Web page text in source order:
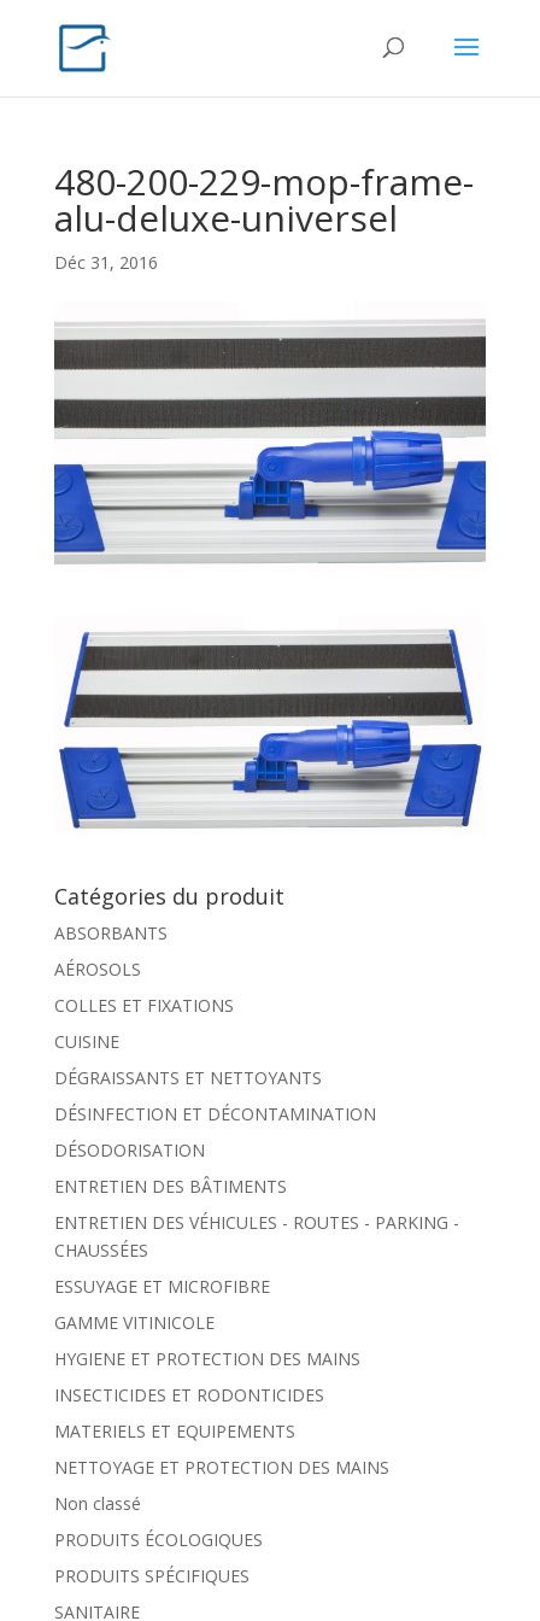
480-200-229-mop-frame-
alu-deluxe-universel
Déc 31, 2016
Catégories du produit
ABSORBANTS
AÉROSOLS
COLLES ET FIXATIONS
CUISINE
DÉGRAISSANTS ET NETTOYANTS
DÉSINFECTION ET DÉCONTAMINATION
DÉSODORISATION
ENTRETIEN DES BÂTIMENTS
ENTRETIEN DES VÉHICULES - ROUTES - PARKING -
CHAUSSÉES
ESSUYAGE ET MICROFIBRE
GAMME VITINICOLE
HYGIENE ET PROTECTION DES MAINS
INSECTICIDES ET RODONTICIDES
MATERIELS ET EQUIPEMENTS
NETTOYAGE ET PROTECTION DES MAINS
Non classé
PRODUITS ÉCOLOGIQUES
PRODUITS SPÉCIFIQUES
SANITAIRE